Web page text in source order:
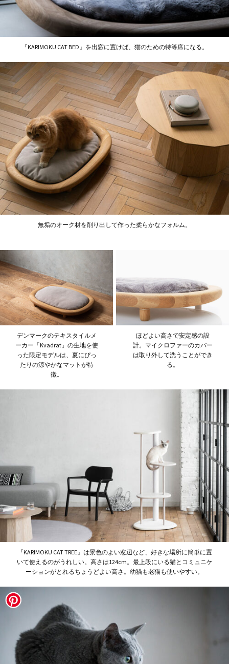
『KARIMOKU CAT BED』を出窓に置けば、猫のための特等席になる。
無垢のオーク材を削り出して作った柔らかなフォルム。
デンマークのテキスタイルメ
ーカー「Kvadrat」の生地を使
った限定モデルは、夏にぴっ
たりの涼やかなマットが特
徴。
ほどよい高さで安定感の設
計。マイクロファーのカバー
は取り外して洗うことができ
る。
『KARIMOKU CAT TREE』は景色のよい窓辺など、好きな場所に簡単に置
いて使えるのがうれしい。高さは124cm。最上段にいる猫とコミュニケ
ーションがとれるちょうどよい高さ。幼猫も老猫も使いやすい。